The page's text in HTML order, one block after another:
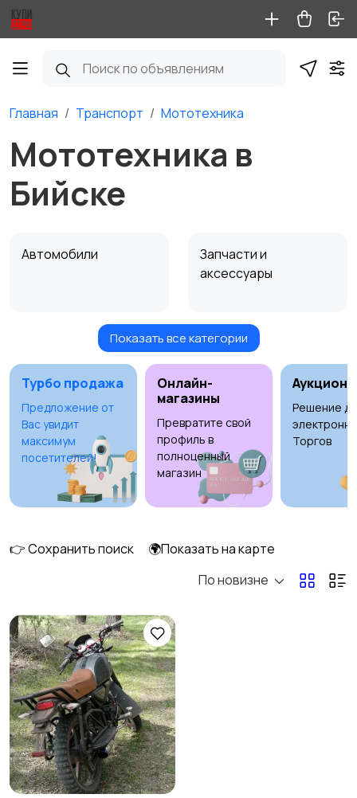
Главная Транспорт Мототехника
Мототехника в
Бийске
Автомобили
Запчасти и
аксессуары
Водный транспорт Автобусы и грузовики
Мототехника1 Спецтехника
Показать все категории
Турбо продажа
Предложение от
Вас увидит
максимум
посетителей!
Онлайн-
магазины
Превратите свой
профиль в
полноценный
магазин
Аукционы
Решение
Торгов
👉 Сохранить поиск
🌍Показать на карте
По новизне